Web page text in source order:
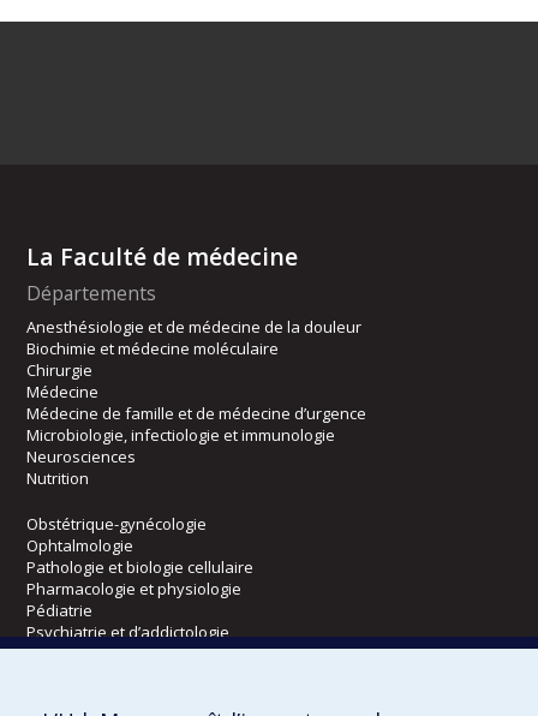
La Faculté de médecine
Départements
Anesthésiologie et de médecine de la douleur
Biochimie et médecine moléculaire
Chirurgie
Médecine
Médecine de famille et de médecine d’urgence
Microbiologie, infectiologie et immunologie
Neurosciences
Nutrition
Obstétrique-gynécologie
Ophtalmologie
Pathologie et biologie cellulaire
Pharmacologie et physiologie
Pédiatrie
Psychiatrie et d’addictologie
Radiologie, radio-oncologie et médecine nucléaire